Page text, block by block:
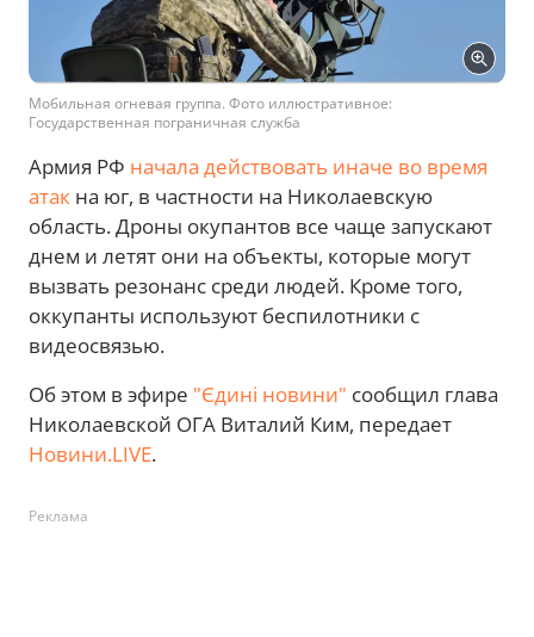
Мобильная огневая группа. Фото иллюстративное:
Государственная пограничная служба
Армия РФ начала действовать иначе во время
атак на юг, в частности на Николаевскую
область. Дроны окупантов все чаще запускают
днем и летят они на объекты, которые могут
вызвать резонанс среди людей. Кроме того,
оккупанты используют беспилотники с
видеосвязью.
Об этом в эфире "Єдині новини" сообщил глава
Николаевской ОГА Виталий Ким, передает
Новини.LIVE.
Реклама